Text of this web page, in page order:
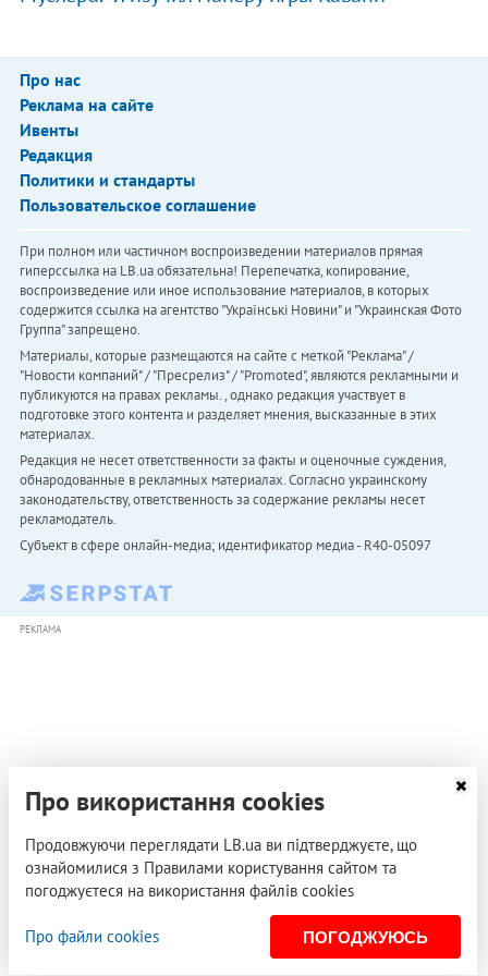
Про нас
Реклама на сайте
Ивенты
Редакция
Политики и стандарты
Пользовательское соглашение
При полном или частичном воспроизведении материалов прямая
гиперссылка на LB.ua обязательна! Перепечатка, копирование,
воспроизведение или иное использование материалов, в которых
содержится ссылка на агентство "Українськi Новини" и "Украинская Фото
Группа" запрещено.
Материалы, которые размещаются на сайте с меткой "Реклама" /
"Новости компаний" / "Пресрелиз" / "Promoted", являются рекламными и
публикуются на правах рекламы. , однако редакция участвует в
подготовке этого контента и разделяет мнения, высказанные в этих
материалах.
Редакция не несет ответственности за факты и оценочные суждения,
обнародованные в рекламных материалах. Согласно украинскому
законодательству, ответственность за содержание рекламы несет
рекламодатель.
Субъект в сфере онлайн-медиа; идентификатор медиа - R40-05097
РЕКЛАМА
Про використання cookies
Продовжуючи переглядати LB.ua ви підтверджуєте, що
ознайомилися з Правилами користування сайтом та
погоджуєтеся на використання файлів cookies
Про файли cookies ПОГОДЖУЮСЬ